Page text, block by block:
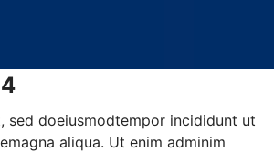
sed doeiusmodtempor incididunt ut
aliqua. Ut enim adminim